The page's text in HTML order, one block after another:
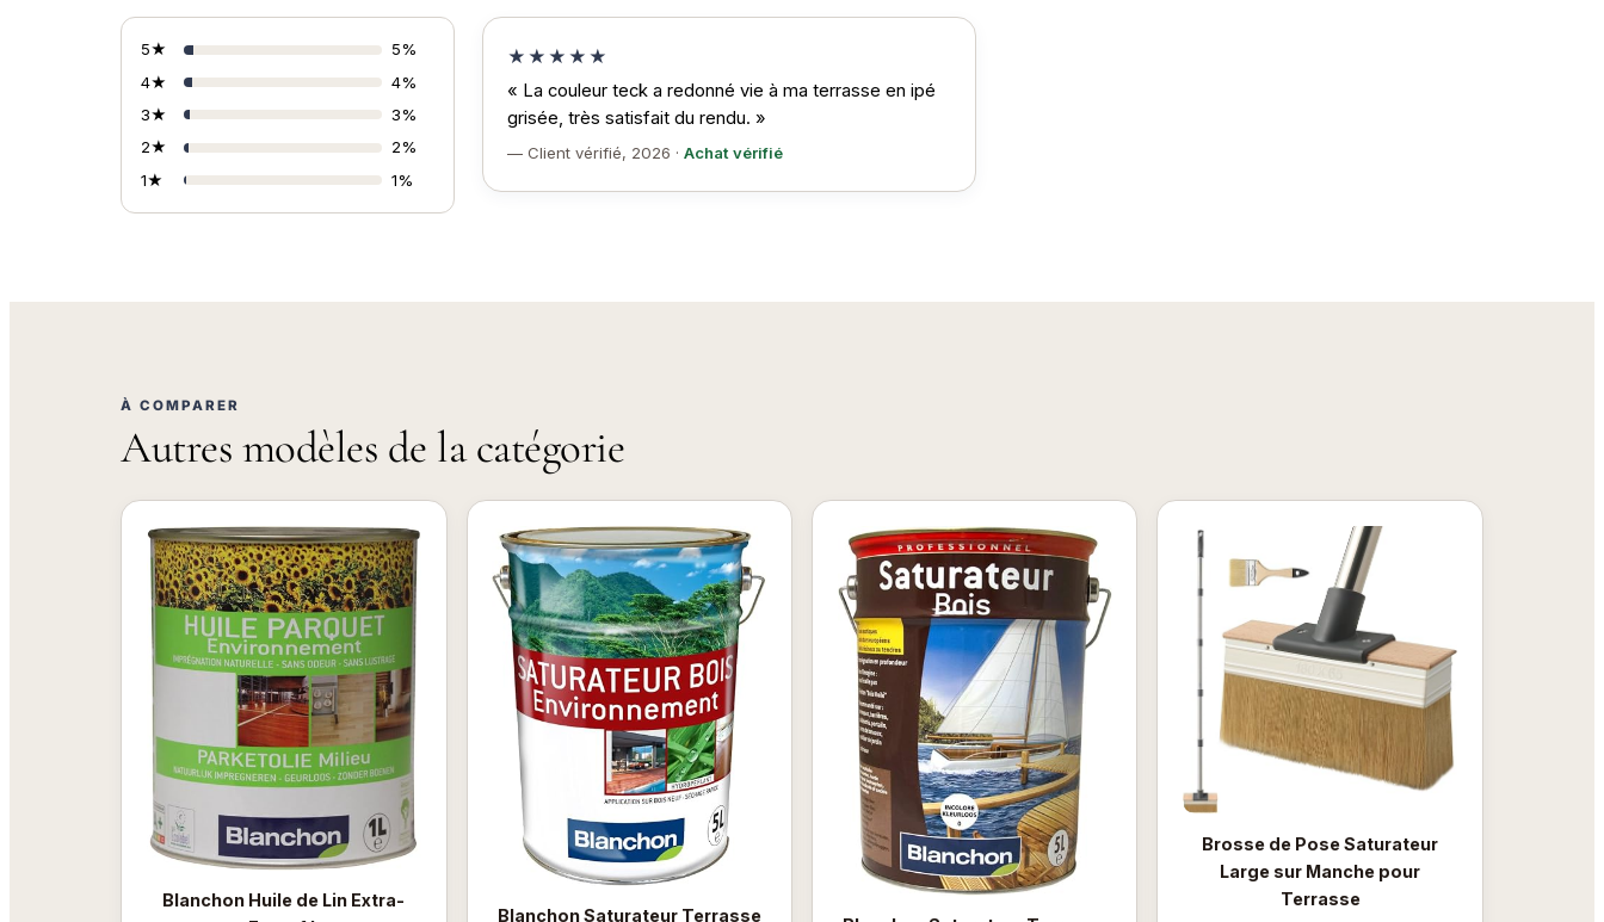
5★
5%
4★
4%
3★
3%
2★
2%
1★
1%
★★★★★
« La couleur teck a redonné vie à ma terrasse en ipé
grisée, très satisfait du rendu. »
— Client vérifié, 2026 ·Achat vérifié
À COMPARER
Autres modèles de la catégorie
Blanchon Huile de Lin Extra-
Blanchon Saturateur Terrasse
Brosse de Pose Saturateur
Large sur Manche pour
Terrasse